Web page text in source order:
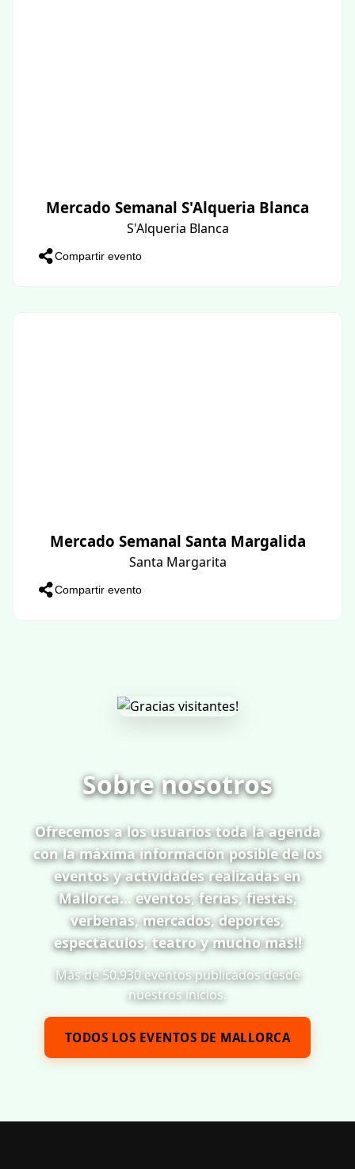
Mercado Semanal S'Alqueria Blanca
S'Alqueria Blanca
Compartir evento
Mercado Semanal Santa Margalida
Santa Margarita
Compartir evento
Sobre nosotros
Ofrecemos a los usuarios toda la agenda
con la máxima información posible de los
eventos y actividades realizadas en
Mallorca... eventos, ferias, fiestas,
verbenas, mercados, deportes,
espectáculos, teatro y mucho más!!
Más de 50.930 eventos publicados desde
nuestros inicios.
TODOS LOS EVENTOS DE MALLORCA